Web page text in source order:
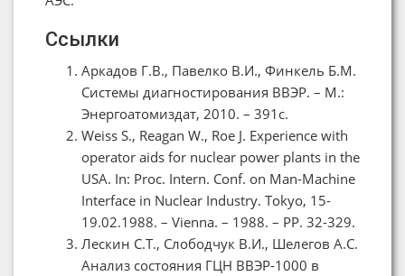
Ссылки
Аркадов Г.В., Павелко В.И., Финкель Б.М.
Системы диагностирования ВВЭР. – М.:
Энергоатомиздат, 2010. – 391с.
Weiss S., Reagan W., Roe J. Experience with
operator aids for nuclear power plants in the
USA. In: Proc. Intern. Conf. on Man-Machine
Interface in Nuclear Industry. Tokyo, 15-
19.02.1988. – Vienna. – 1988. – PP. 32-329.
Лескин С.Т., Слободчук В.И., Шелегов А.С.
Анализ состояния ГЦН ВВЭР-1000 в